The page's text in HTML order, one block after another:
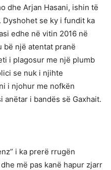
dhe Arjan Hasani, ishin të
se ky i fundit ka
edhe në vitin 2016 në
bë një atentat pranë
i plagosur me një plumb
se nuk i njihte
i njohur me nofkën
anëtar i bandës së Gaxhait.
i ka prerë rrugën
më pas kanë hapur zjarr